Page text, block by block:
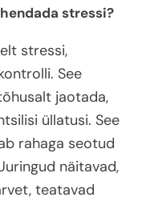
stressi?
stressi,
See
jaotada,
üllatusi. See
rahaga seotud
näitavad,
teatavad